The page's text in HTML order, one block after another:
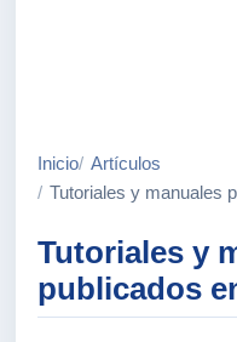
Inicio
Artículos
Tutoriales y manuales
Tutoriales y
publicados